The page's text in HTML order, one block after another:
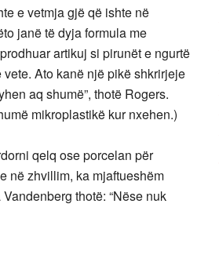
e vetmja gjë që ishte në
janë të dyja formula me
artikuj si pirunët e ngurtë
Ato kanë një pikë shkrirjeje
aq shumë”, thotë Rogers.
mikroplastikë kur nxehen.)
qelq ose porcelan për
në zhvillim, ka mjaftueshëm
thotë: “Nëse nuk